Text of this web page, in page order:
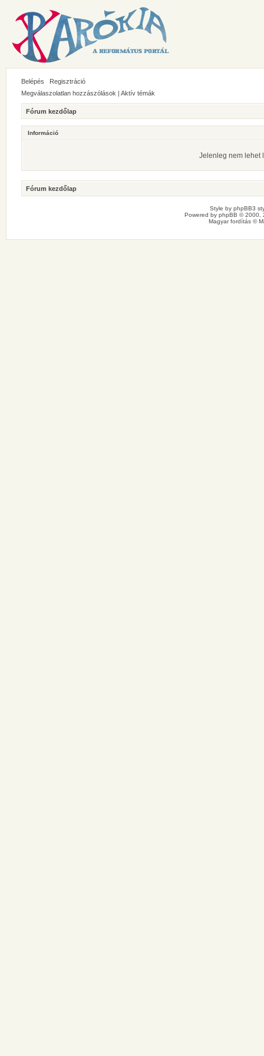
Belépés
Regisztráció
Megválaszolatlan hozzászólások | Aktív témák
Fórum kezdőlap
Információ
Jelenleg nem lehet
Fórum kezdőlap
Style by phpBB3
Powered by phpBB © 2000,
Magyar fordítás ©